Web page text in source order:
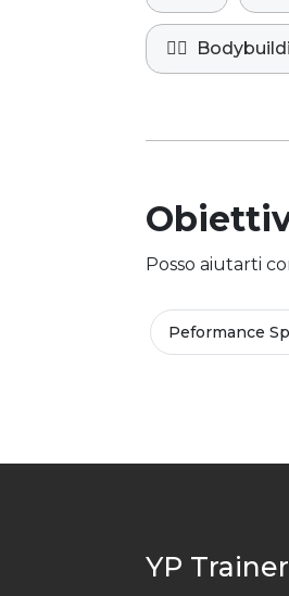
🏋️‍♀️
Posso aiutarti
Peformance
YP